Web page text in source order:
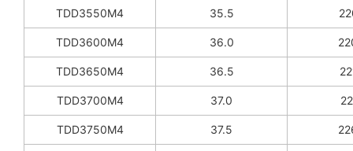
TDD3550M4 35.5
TDD3600M4 36.0
TDD3650M4 36.5
TDD3700M4 37.0
TDD3750M4 37.5